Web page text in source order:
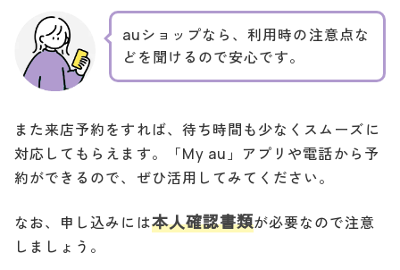
auショップなら、利用時の注意点な
どを聞けるので安心です。
また来店予約をすれば、待ち時間も少なくスムーズに
対応してもらえます。「My au」アプリや電話から予
約ができるので、ぜひ活用してみてください。
なお、申し込みには本人確認書類が必要なので注意
しましょう。